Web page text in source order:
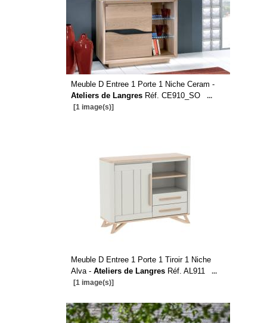
Meuble D Entree 1 Porte 1 Niche Ceram -
Ateliers de LangresRéf. CE910_SO
...
[1 image(s)]
Meuble D Entree 1 Porte 1 Tiroir 1 Niche
Alva - Ateliers de LangresRéf. AL911
...
[1 image(s)]